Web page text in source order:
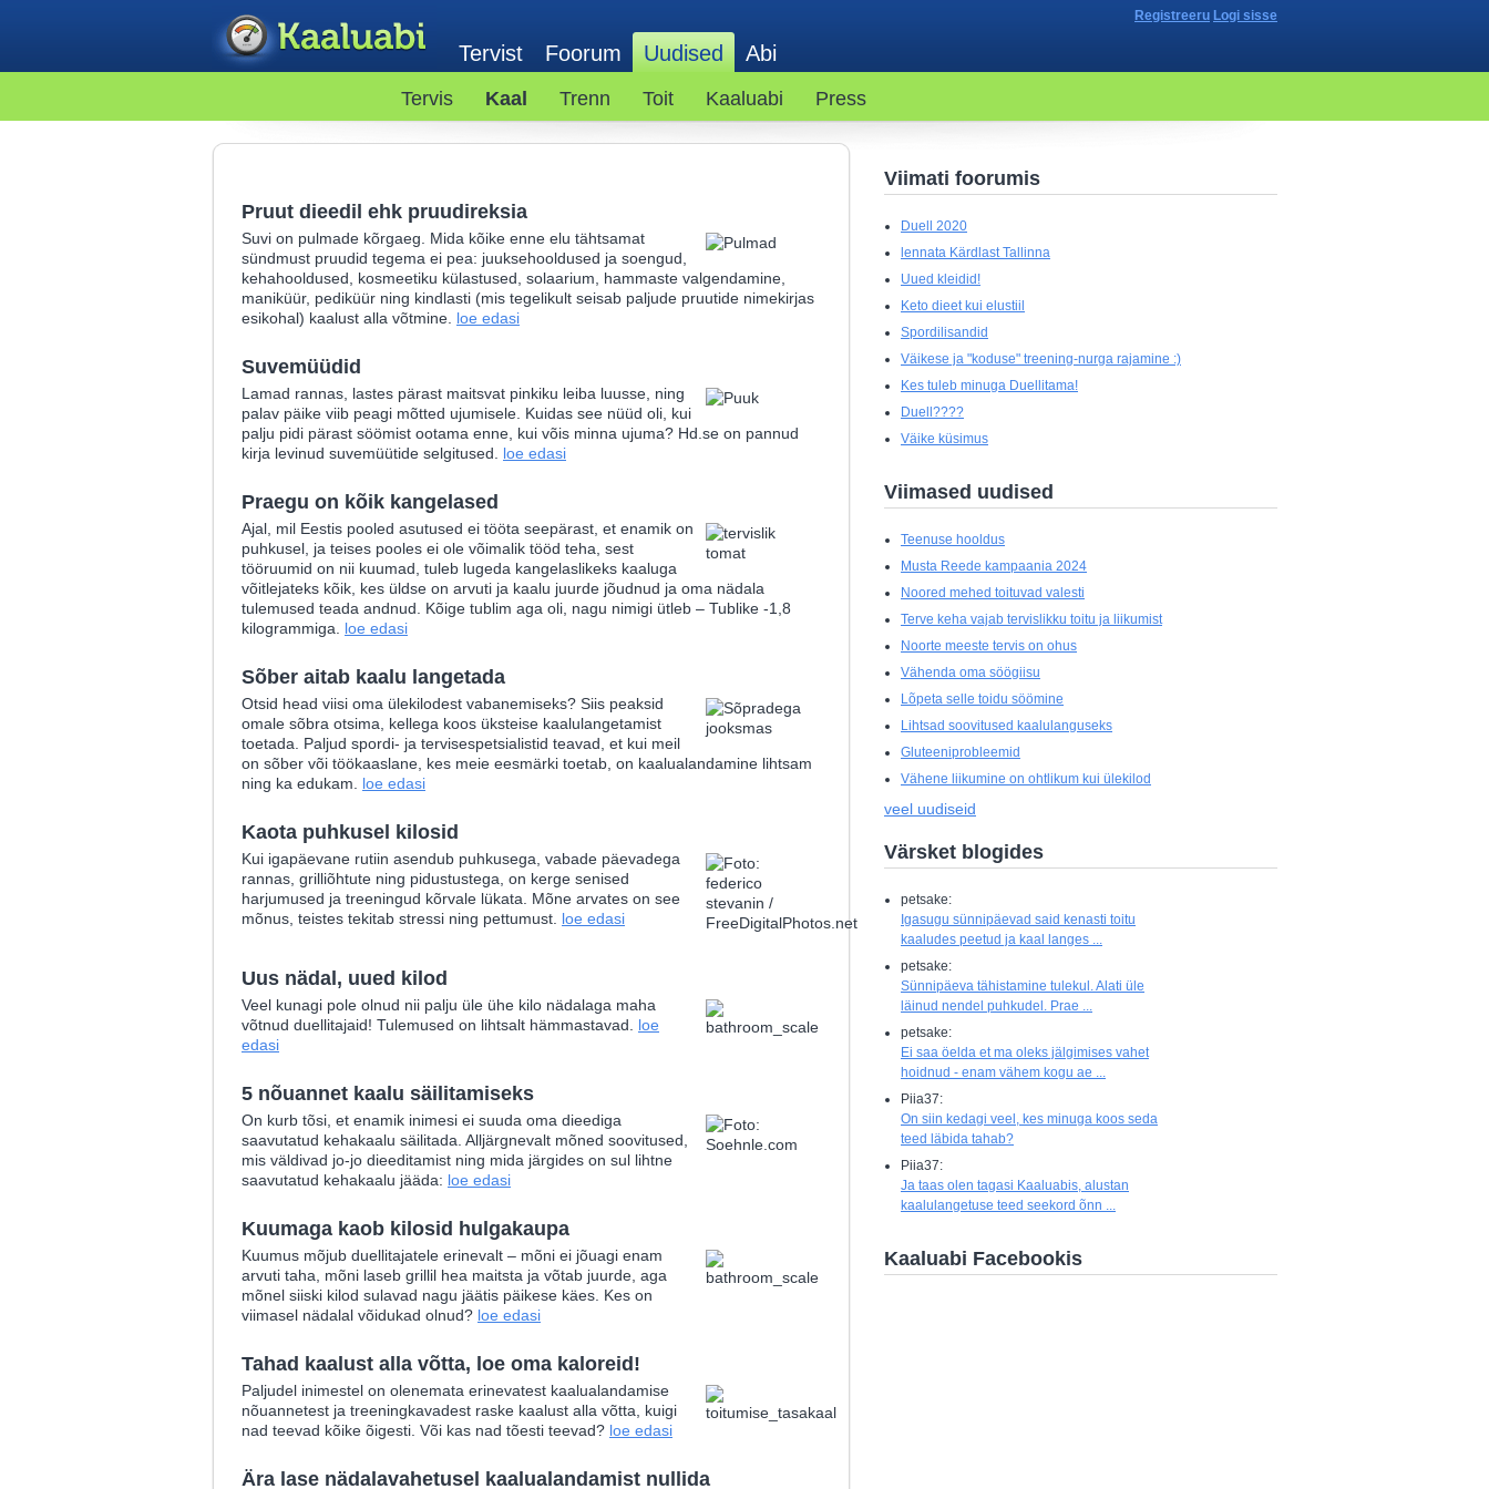
Registreeru Logi sisse
Tervist Foorum Uudised Abi
Tervis Kaal Trenn Toit Kaaluabi Press
Pruut dieedil ehk pruudireksia
Suvi on pulmade kõrgaeg. Mida kõike enne elu tähtsamat
sündmust pruudid tegema ei pea: juuksehooldused ja soengud,
kehahooldused, kosmeetiku külastused, solaarium, hammaste valgendamine,
maniküür, pediküür ning kindlasti (mis tegelikult seisab paljude pruutide nimekirjas
esikohal) kaalust alla võtmine. loe edasi
Suvemüüdid
Lamad rannas, lastes pärast maitsvat pinkiku leiba luusse, ning
palav päike viib peagi mõtted ujumisele. Kuidas see nüüd oli, kui
palju pidi pärast söömist ootama enne, kui võis minna ujuma? Hd.se on pannud
kirja levinud suvemüütide selgitused. loe edasi
Praegu on kõik kangelased
Ajal, mil Eestis pooled asutused ei tööta seepärast, et enamik on
puhkusel, ja teises pooles ei ole võimalik tööd teha, sest
tööruumid on nii kuumad, tuleb lugeda kangelaslikeks kaaluga
võitlejateks kõik, kes üldse on arvuti ja kaalu juurde jõudnud ja oma nädala
tulemused teada andnud. Kõige tublim aga oli, nagu nimigi ütleb – Tublike -1,8
kilogrammiga. loe edasi
Sõber aitab kaalu langetada
Otsid head viisi oma ülekilodest vabanemiseks? Siis peaksid
omale sõbra otsima, kellega koos üksteise kaalulangetamist
toetada. Paljud spordi- ja tervisespetsialistid teavad, et kui meil
on sõber või töökaaslane, kes meie eesmärki toetab, on kaalualandamine lihtsam
ning ka edukam. loe edasi
Kaota puhkusel kilosid
Kui igapäevane rutiin asendub puhkusega, vabade päevadega
rannas, grilliõhtute ning pidustustega, on kerge senised
harjumused ja treeningud kõrvale lükata. Mõne arvates on see
mõnus, teistes tekitab stressi ning pettumust. loe edasi
Uus nädal, uued kilod
Veel kunagi pole olnud nii palju üle ühe kilo nädalaga maha
võtnud duellitajaid! Tulemused on lihtsalt hämmastavad. loe
edasi
5 nõuannet kaalu säilitamiseks
On kurb tõsi, et enamik inimesi ei suuda oma dieediga
saavutatud kehakaalu säilitada. Alljärgnevalt mõned soovitused,
mis väldivad jo-jo dieeditamist ning mida järgides on sul lihtne
saavutatud kehakaalu jääda: loe edasi
Kuumaga kaob kilosid hulgakaupa
Kuumus mõjub duellitajatele erinevalt – mõni ei jõuagi enam
arvuti taha, mõni laseb grillil hea maitsta ja võtab juurde, aga
mõnel siiski kilod sulavad nagu jäätis päikese käes. Kes on
viimasel nädalal võidukad olnud? loe edasi
Tahad kaalust alla võtta, loe oma kaloreid!
Paljudel inimestel on olenemata erinevatest kaalualandamise
nõuannetest ja treeningkavadest raske kaalust alla võtta, kuigi
nad teevad kõike õigesti. Või kas nad tõesti teevad? loe edasi
Ära lase nädalavahetusel kaalualandamist nullida
Viimati foorumis
Duell 2020
lennata Kärdlast Tallinna
Uued kleidid!
Keto dieet kui elustiil
Spordilisandid
Väikese ja "koduse" treening-nurga rajamine :)
Kes tuleb minuga Duellitama!
Duell????
Väike küsimus
Viimased uudised
Teenuse hooldus
Musta Reede kampaania 2024
Noored mehed toituvad valesti
Terve keha vajab tervislikku toitu ja liikumist
Noorte meeste tervis on ohus
Vähenda oma söögiisu
Lõpeta selle toidu söömine
Lihtsad soovitused kaalulanguseks
Gluteeniprobleemid
Vähene liikumine on ohtlikum kui ülekilod
veel uudiseid
Värsket blogides
petsake:
Igasugu sünnipäevad said kenasti toitu
kaaludes peetud ja kaal langes ...
petsake:
Sünnipäeva tähistamine tulekul. Alati üle
läinud nendel puhkudel. Prae ...
petsake:
Ei saa öelda et ma oleks jälgimises vahet
hoidnud - enam vähem kogu ae ...
Piia37:
On siin kedagi veel, kes minuga koos seda
teed läbida tahab?
Piia37:
Ja taas olen tagasi Kaaluabis, alustan
kaalulangetuse teed seekord õnn ...
Kaaluabi Facebookis